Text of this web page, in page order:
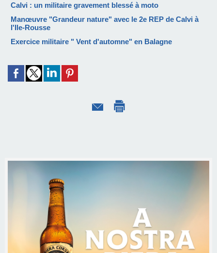
Calvi : un militaire gravement blessé à moto
Manœuvre "Grandeur nature" avec le 2e REP de Calvi à
l'Ile-Rousse
Exercice militaire " Vent d'automne" en Balagne